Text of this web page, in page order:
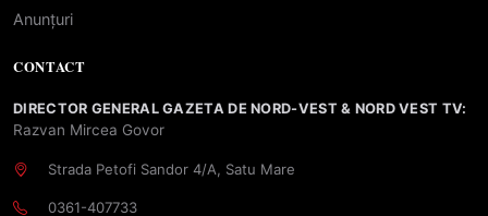
Anunțuri
CONTACT
DIRECTOR GENERAL GAZETA DE NORD-VEST & NORD VEST TV:
Razvan Mircea Govor
Strada Petofi Sandor 4/A, Satu Mare
0361-407733